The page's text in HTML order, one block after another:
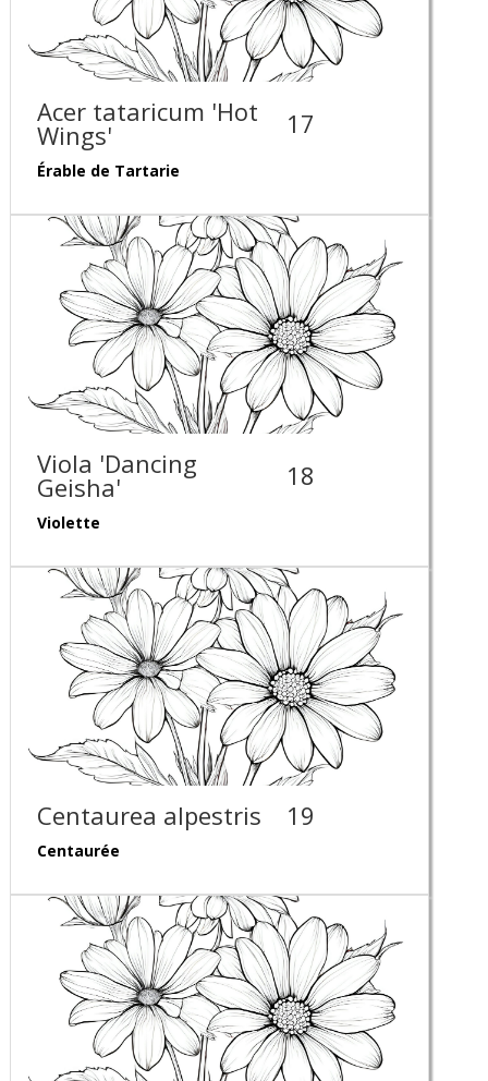
Acer tataricum 'Hot
Wings' 17
Érable de Tartarie
Viola 'Dancing
Geisha' 18
Violette
Centaurea alpestris 19
Centaurée